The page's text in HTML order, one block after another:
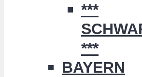
***
***
BAYERN